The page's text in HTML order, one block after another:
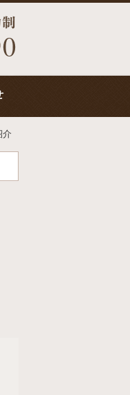
介